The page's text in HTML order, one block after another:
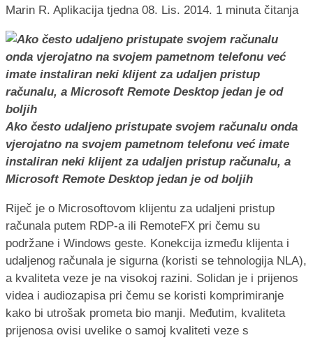
Marin R. Aplikacija tjedna 08. Lis. 2014. 1 minuta čitanja
Ako često udaljeno pristupate svojem računalu onda
vjerojatno na svojem pametnom telefonu već imate
instaliran neki klijent za udaljen pristup računalu, a
Microsoft Remote Desktop jedan je od boljih
Riječ je o Microsoftovom klijentu za udaljeni pristup
računala putem RDP-a ili RemoteFX pri čemu su
podržane i Windows geste. Konekcija između klijenta i
udaljenog računala je sigurna (koristi se tehnologija NLA),
a kvaliteta veze je na visokoj razini. Solidan je i prijenos
videa i audiozapisa pri čemu se koristi komprimiranje
kako bi utrošak prometa bio manji. Međutim, kvaliteta
prijenosa ovisi uvelike o samoj kvaliteti veze s